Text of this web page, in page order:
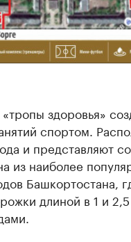
здоровья»
спортом.
и представляют
из наиболее
Башкортостана,
длиной в 1 и